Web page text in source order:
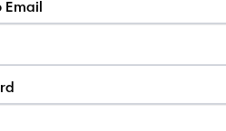
Email